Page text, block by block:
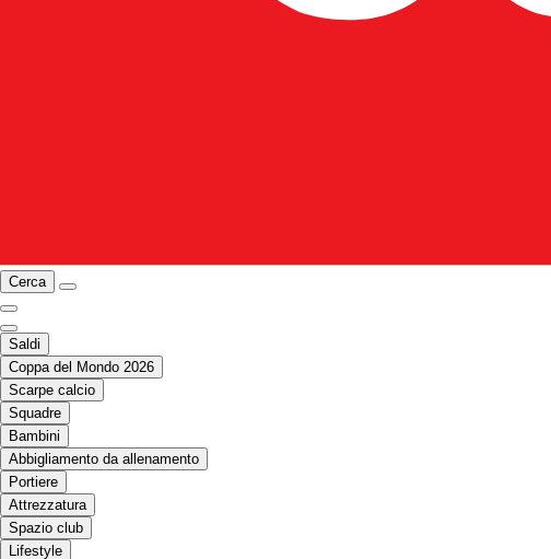
Cerca
Saldi
Coppa del Mondo 2026
Scarpe calcio
Squadre
Bambini
Abbigliamento da allenamento
Portiere
Attrezzatura
Spazio club
Lifestyle